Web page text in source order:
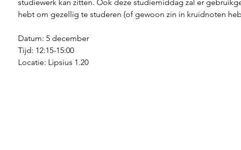
studiewerk kan zitten. Ook deze studiemiddag zal er
hebt om gezellig te studeren (of gewoon zin in kruidnoten
Datum: 5 december
Tijd: 12:15-15:00
Locatie: Lipsius 1.20